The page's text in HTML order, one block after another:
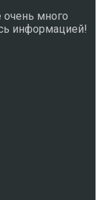
очень много
информацией!